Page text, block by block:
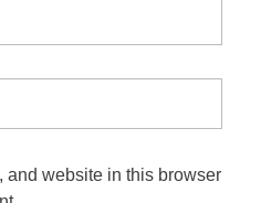
and website in this browser